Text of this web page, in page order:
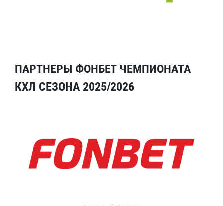
ПАРТНЕРЫ ФОНБЕТ ЧЕМПИОНАТА
КХЛ СЕЗОНА 2025/2026